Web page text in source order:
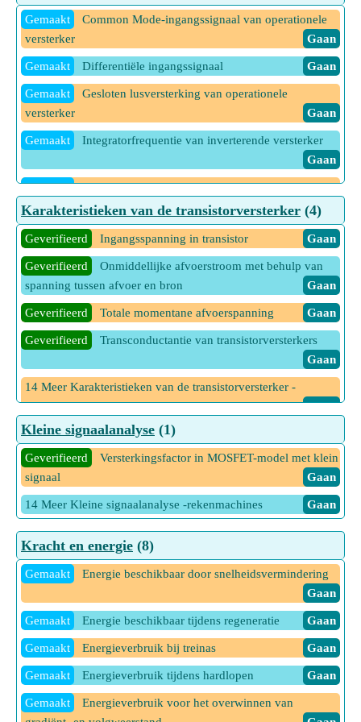
Gemaakt
RMS-spanning voor dubbelfasige gelijkrichter
Gaan
Gemaakt RMS-spanning voor halfgolfgelijkrichter Gaan
Gemaakt RMS-stroom voor dubbelgolfgelijkrichter
Gemaakt Gaan
Gemaakt Transformatorgebruiksfactor Gaan
Gemaakt Vormfactor Gaan
Gemaakt
Common Mode-ingangssignaal van operationele
versterker
Gaan
Gemaakt Differentiële ingangssignaal Gaan
Gemaakt
Gesloten lusversterking van operationele
versterker
Gaan
Gemaakt
Integratorfrequentie van inverterende versterker
Gaan
Gemaakt
Stroom in eindige open-lusversterking in
operationele versterker
Gaan
Gemaakt
Uitgangsspanning van eindige open-lusversterking
Gemaakt
Uitgangsspanning van niet-inverterende
Karakteristieken van de transistorversterker (4)
Geverifieerd Ingangsspanning in transistor Gaan
Geverifieerd
Onmiddellijke afvoerstroom met behulp van
spanning tussen afvoer en bron
Gaan
Geverifieerd Totale momentane afvoerspanning Gaan
Geverifieerd
Transconductantie van transistorversterkers
Gaan
14 Meer Karakteristieken van de transistorversterker -
rekenmachines
Gaan
Kleine signaalanalyse (1)
Geverifieerd
Versterkingsfactor in MOSFET-model met klein
signaal
Gaan
14 Meer Kleine signaalanalyse -rekenmachines Gaan
Kracht en energie (8)
Gemaakt
Energie beschikbaar door snelheidsvermindering
Gaan
Gemaakt Energie beschikbaar tijdens regeneratie Gaan
Gemaakt Energieverbruik bij treinas Gaan
Gemaakt Energieverbruik tijdens hardlopen Gaan
Gemaakt
Energieverbruik voor het overwinnen van